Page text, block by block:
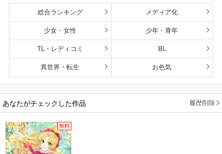
総合ランキング メディア化
少女・女性 少年・青年
TL・レディコミ BL
異世界・転生 お色気
あなたがチェックした作品 履歴削除
無料